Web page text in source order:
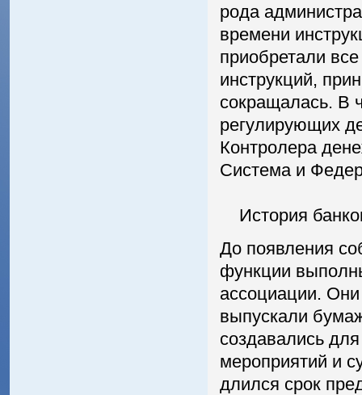
рода
времени
приобретали
инструкций,
сокращалась. В
регулирующих
Контролера
Система и
История
До появления
функции
ассоциации.
выпускали
создавались
мероприятий и
длился срок